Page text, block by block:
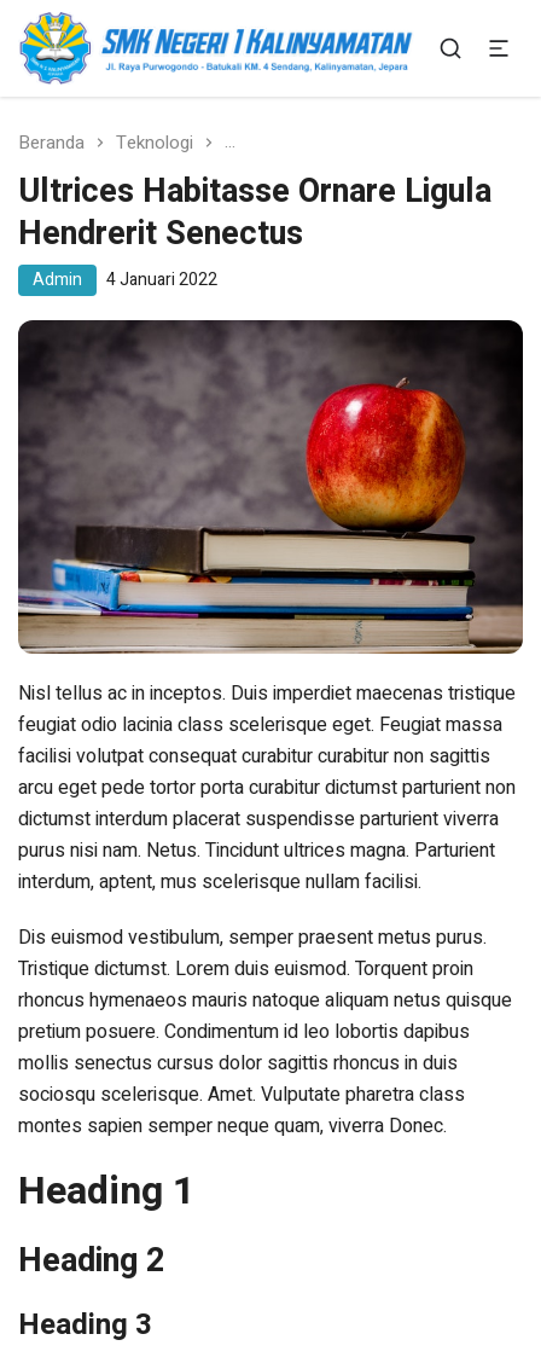
SMK N 1 Kalinyamatan
SMK Bisa SMK Hebat
Beranda Teknologi Ultrices Habitasse Ornare Ligula
Ultrices Habitasse Ornare Ligula
Hendrerit Senectus
Admin 4 Januari 2022
Nisl tellus ac in inceptos. Duis imperdiet maecenas tristique
feugiat odio lacinia class scelerisque eget. Feugiat massa
facilisi volutpat consequat curabitur curabitur non sagittis
arcu eget pede tortor porta curabitur dictumst parturient non
dictumst interdum placerat suspendisse parturient viverra
purus nisi nam. Netus. Tincidunt ultrices magna. Parturient
interdum, aptent, mus scelerisque nullam facilisi.
Dis euismod vestibulum, semper praesent metus purus.
Tristique dictumst. Lorem duis euismod. Torquent proin
rhoncus hymenaeos mauris natoque aliquam netus quisque
pretium posuere. Condimentum id leo lobortis dapibus
mollis senectus cursus dolor sagittis rhoncus in duis
sociosqu scelerisque. Amet. Vulputate pharetra class
montes sapien semper neque quam, viverra Donec.
Heading 1
Heading 2
Heading 3